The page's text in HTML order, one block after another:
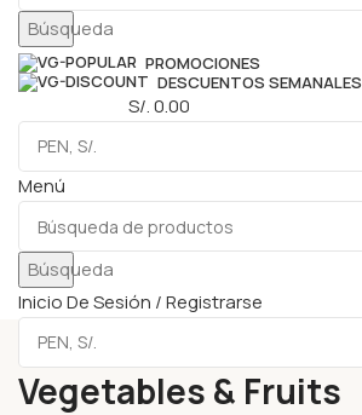
Búsqueda
PROMOCIONES
DESCUENTOS SEMANALES
S/.0.00
Menú
Búsqueda
Inicio De Sesión / Registrarse
Vegetables & Fruits